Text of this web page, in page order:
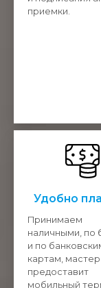
приемки.
Удобно
Принимаем
наличными, по
и по
картам, мастер
предоставит
мобильный